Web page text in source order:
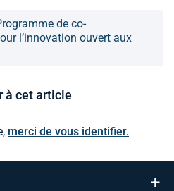
de co-
l’innovation ouvert aux
à cet article
merci de vous identifier.
+